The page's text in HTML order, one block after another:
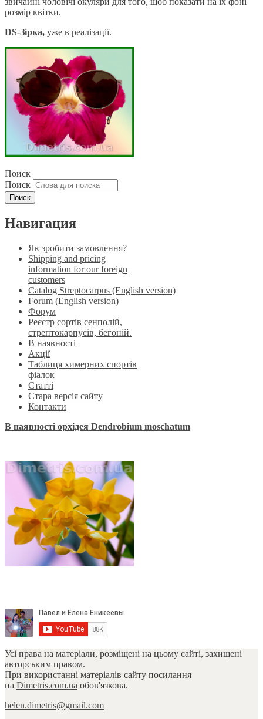
розмір квітки.
DS-Зірка, уже в реалізації.
Поиск
Поиск
Навигация
Як зробити замовлення?
Shipping and pricing
information for our foreign
customers
Catalog Streptocarpus (English version)
Forum (English version)
Форум
Реєстр сортів сенполій,
стрептокарпусів, бегоній.
В наявності
Акції
Таблиця химерних спортів
фіалок
Статті
Стара версія сайту
Контакти
В наявності орхідея Dendrobium moschatum
Усі права на матеріали, розміщені на цьому сайті, захищені
авторським правом.
При використанні матеріалів сайту посилання
на Dimetris.com.ua обов'язкова.
helen.dimetris@gmail.com